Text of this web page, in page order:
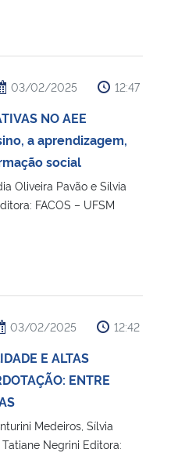
03/02/2025 12:47
NO AEE
a aprendizagem,
social
Oliveira Pavão e Sílvia
FACOS – UFSM
03/02/2025 12:42
E ALTAS
ENTRE
Medeiros, Sílvia
Negrini Editora: